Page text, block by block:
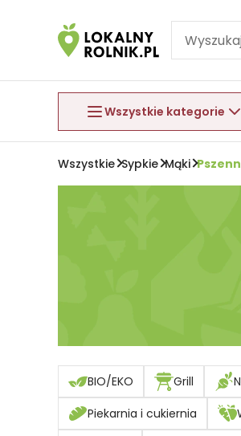
Wszystkie kategorie
Aby wyjść z menu, naciśnij
Wszystkie Sypkie Mąki
BIO/EKO Grill
Piekarnia i cukiernia